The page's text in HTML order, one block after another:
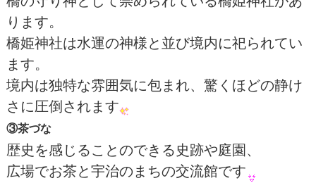
ります。
橋姫神社は水運の神様と並び境内に祀られてい
ます。
境内は独特な雰囲気に包まれ、驚くほどの静け
さに圧倒されます
③茶づな
歴史を感じることのできる史跡や庭園、
広場でお茶と宇治のまちの交流館です